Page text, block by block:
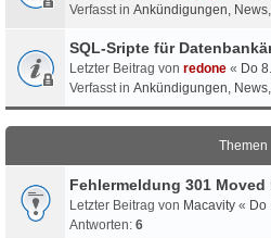
Verfasst in Ankündigungen,
SQL-Sripte für
Letzter Beitrag von redone « Do
Verfasst in Ankündigungen,
Themen
Fehlermeldung 301 Moved
Letzter Beitrag von Macavity « Do
Antworten: 6